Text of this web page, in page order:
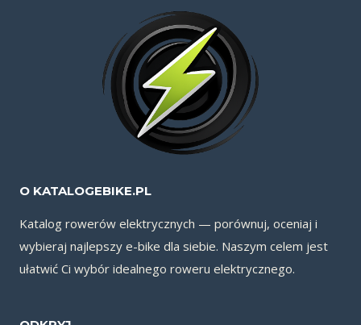
O KATALOGEBIKE.PL
Katalog rowerów elektrycznych — porównuj, oceniaj i
wybieraj najlepszy e-bike dla siebie. Naszym celem jest
ułatwić Ci wybór idealnego roweru elektrycznego.